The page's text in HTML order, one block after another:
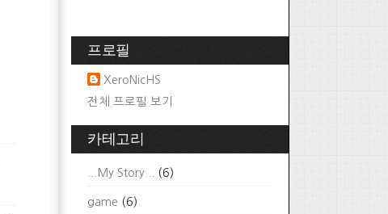
프로필
XeroNicHS
전체 프로필 보기
카테고리
...My Story... (6)
game (6)